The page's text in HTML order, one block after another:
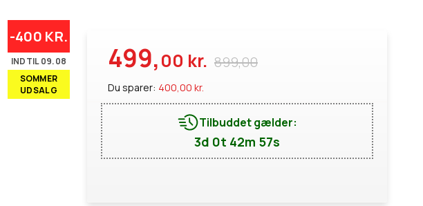
-400 KR.
INDTIL 09.08
SOMMER
UDSALG
899,00
499,00 kr.
Du sparer: 400,00 kr.
Tilbuddet gælder:
3d 0t 42m 56s